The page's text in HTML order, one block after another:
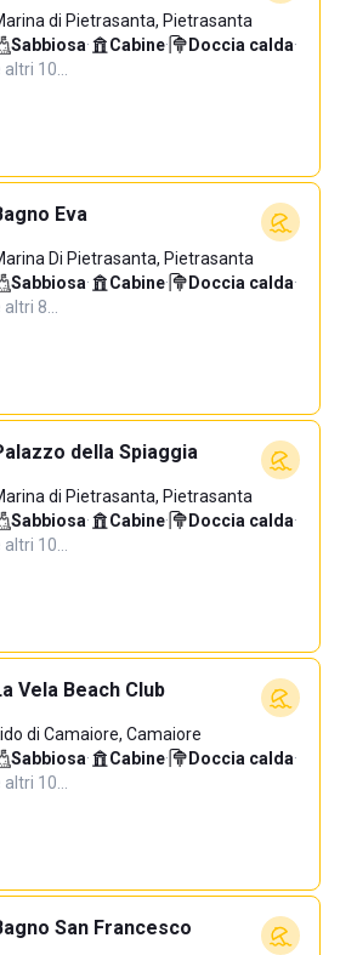
di Pietrasanta, Pietrasanta
Sabbiosa· Cabine· Doccia calda·
altri 10…
Eva
Di Pietrasanta, Pietrasanta
Sabbiosa· Cabine· Doccia calda·
altri 8…
della Spiaggia
di Pietrasanta, Pietrasanta
Sabbiosa· Cabine· Doccia calda·
altri 10…
Vela Beach Club
di Camaiore, Camaiore
Sabbiosa· Cabine· Doccia calda·
altri 10…
San Francesco